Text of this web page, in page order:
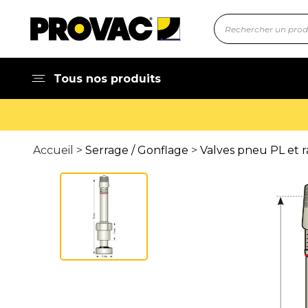
Tous nos produits
Accueil > Serrage / Gonflage > Valves pneu PL et